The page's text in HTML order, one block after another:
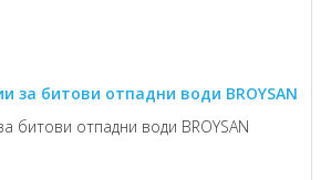
за битови отпадни води BROYSAN
битови отпадни води BROYSAN